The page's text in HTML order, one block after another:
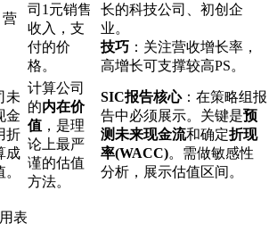
营
司1元销售
收入，支
付的价
格。
长的科技公司、初创企
业。
技巧 ：关注营收增长率，
高增长可支撑较高PS。
未
金
折
成
计算公司
的内在价
值 ，是理
论上最严
谨的估值
方法。
SIC报告核心：在策略组报
告中必须展示。关键是预
测未来现金流和确定折现
率(WACC)。需做敏感性
分析，展示估值区间。
表